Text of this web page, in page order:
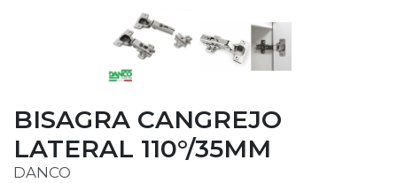
BISAGRA CANGREJO
LATERAL 110°/35MM
DANCO